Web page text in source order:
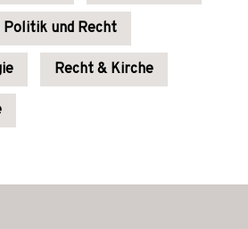
Politik und Recht
Recht & Kirche